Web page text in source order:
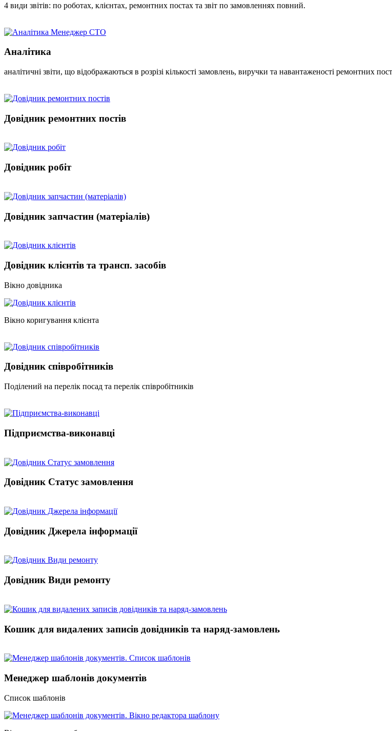
4 види звітів: по роботах, клієнтах, ремонтних постах та звіт по замовленнях повний.
Аналітика
аналітичні звіти, що відображаються в розрізі кількості замовлень, виручки та навантаженості ремонтних
Довідник ремонтних постів
Довідник робіт
Довідник запчастин (матеріалів)
Довідник клієнтів та трансп. засобів
Вікно довідника
Вікно коригування клієнта
Довідник співробітників
Поділений на перелік посад та перелік співробітників
Підприємства-виконавці
Довідник Статус замовлення
Довідник Джерела інформації
Довідник Види ремонту
Кошик для видалених записів довідників та наряд-замовлень
Менеджер шаблонів документів
Список шаблонів